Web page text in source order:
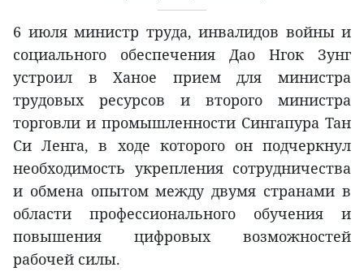
6 июля министр труда, инвалидов войны и
социального обеспечения Дао Нгок Зунг
устроил в Ханое прием для министра
трудовых ресурсов и второго министра
торговли и промышленности Сингапура Тан
Си Ленга, в ходе которого он подчеркнул
необходимость укрепления сотрудничества
и обмена опытом между двумя странами в
области профессионального обучения и
повышения цифровых возможностей
рабочей силы.